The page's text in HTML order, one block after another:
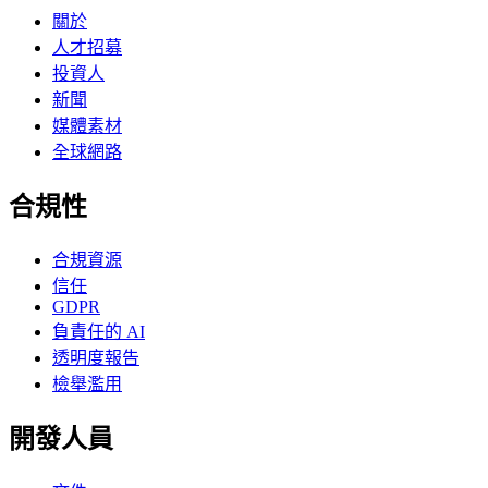
關於
人才招募
投資人
新聞
媒體素材
全球網路
合規性
合規資源
信任
GDPR
負責任的 AI
透明度報告
檢舉濫用
開發人員